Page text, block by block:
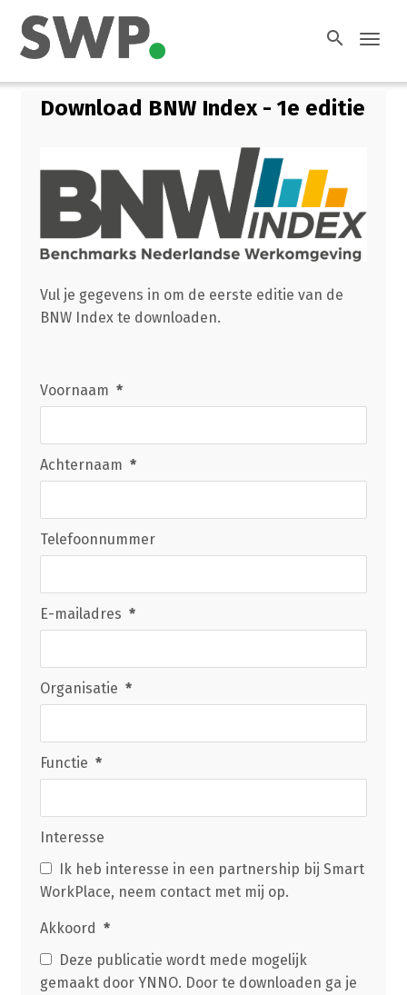
search
Download BNW Index - 1e editie
Vul je gegevens in om de eerste editie van de
BNW Index te downloaden.
Voornaam*
Achternaam*
Telefoonnummer
E-mailadres*
Organisatie*
Functie*
Interesse
Ik heb interesse in een partnership bij Smart
WorkPlace, neem contact met mij op.
Akkoord*
Deze publicatie wordt mede mogelijk
gemaakt door YNNO. Door te downloaden ga je